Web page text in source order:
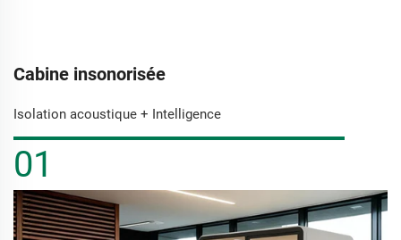
Cabine insonorisée
Isolation acoustique + Intelligence
01